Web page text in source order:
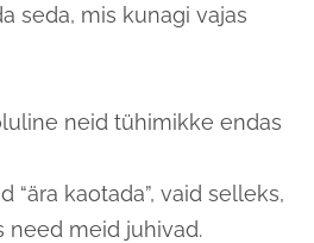
seda, mis kunagi vajas
neid tühimikke endas
“ära kaotada”, vaid selleks,
need meid juhivad.